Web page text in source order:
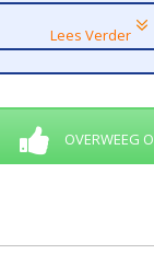
Lees Verder
OVERWEEG